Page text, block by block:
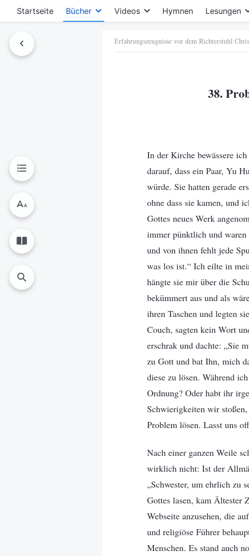
Startseite Bücher Videos Hymnen Lesungen
Erfahrungszeugnisse vor dem Richterstuhl
38.
In der Kirche bewässere
darauf, dass ein Paar, Yu
würde. Sie hatten gerade
ohne dass sie kamen, und
Gottes neues Werk
immer pünktlich und waren
und von ihnen fehlt jede
was los ist.“ Ich eilte in
hängte sie mir über die
bekümmert aus und als
ihren Taschen und legten
Couch, sagten kein Wort
erschrak und dachte: „Sie
zu Gott und bat Ihn, mich
diese zu lösen. Während
Ordnung? Oder habt ihr
Schwierigkeiten wir
Problem lösen. Lasst uns
Nach einer ganzen Weile
wirklich nicht: Ist der
„Schwester, um ehrlich zu
Gottes lasen, kam Ältester
Webseite anzusehen, die
und religiöse Führer
Menschen. Es stand auch